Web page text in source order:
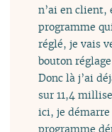
n’ai en client,
programme
réglé, je vais
bouton
Donc là j’ai
sur 11,4
ici, je démarre
programme